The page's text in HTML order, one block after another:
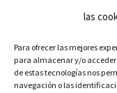
las
Para ofrecer las mejores
para almacenar y/o
de estas tecnologías nos
navegación o las
+52 811.499.5638
RED DE